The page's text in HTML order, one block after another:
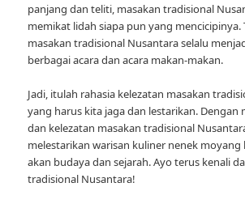
panjang dan teliti, masakan tradisional
memikat lidah siapa pun yang mencicipinya.
masakan tradisional Nusantara selalu
berbagai acara dan acara makan-makan.
Jadi, itulah rahasia kelezatan masakan
yang harus kita jaga dan lestarikan. Dengan
dan kelezatan masakan tradisional
melestarikan warisan kuliner nenek moyang
akan budaya dan sejarah. Ayo terus kenali
tradisional Nusantara!